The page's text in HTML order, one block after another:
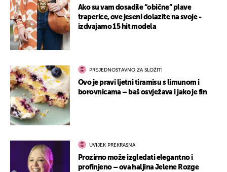
Ako su vam dosadile “obične” plave
traperice, ove jeseni dolazite na svoje -
izdvajamo 15 hit modela
PREJEDNOSTAVNO ZA SLOŽITI
Ovo je pravi ljetni tiramisu s limunom i
borovnicama – baš osvježava i jako je fin
UVIJEK PREKRASNA
Prozirno može izgledati elegantno i
profinjeno – ova haljina Jelene Rozge